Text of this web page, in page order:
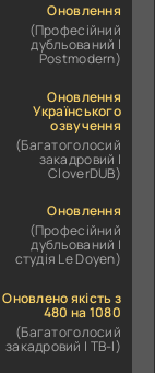
Оновлення
(Професійний
дубльований |
Postmodern)
Оновлення
Українського
озвучення
(Багатоголосий
закадровий |
CloverDUB)
Оновлення
(Професійний
дубльований |
студія Le Doyen)
Оновлено якість з
480 на 1080
(Багатоголосий
закадровий | ТВ-І)